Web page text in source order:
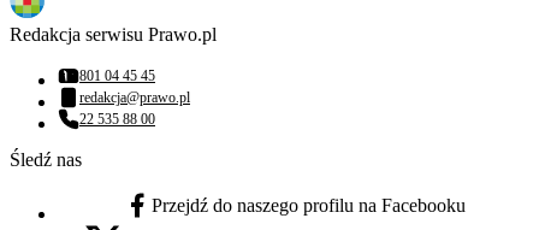
Redakcja serwisu Prawo.pl
Numer telefonu:
801 04 45 45
Adres email:
redakcja@prawo.pl
Numer telefonu:
22 535 88 00
Śledź nas
facebook - otwiera się w nowej karcie
Przejdź do naszego profilu na Facebooku